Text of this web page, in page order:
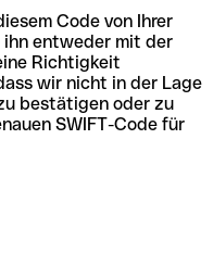
Code von Ihrer
ihn entweder mit der
Richtigkeit
wir nicht in der Lage
bestätigen oder zu
SWIFT-Code für